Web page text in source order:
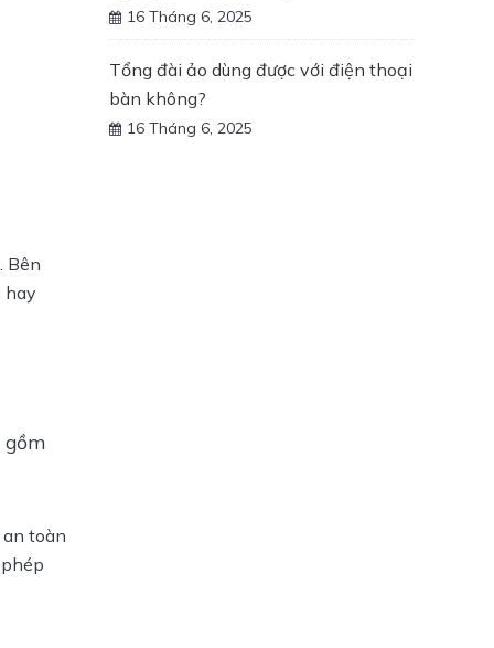
Bên
hay
gồm
toàn
16 Tháng 6, 2025
Tổng đài ảo dùng được với điện thoại
bàn không?
16 Tháng 6, 2025